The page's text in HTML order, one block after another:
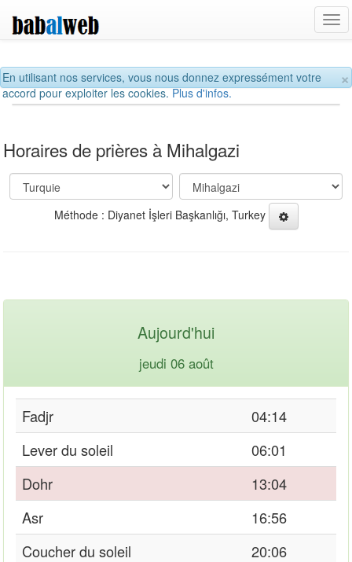
×
En utilisant nos services, vous nous donnez expressément votre
accord pour exploiter les cookies.Plus d'infos.
Horaires de prières à Mihalgazi
Méthode : Diyanet İşleri Başkanlığı, Turkey
Aujourd'hui
jeudi 06 août
Fadjr
04:14
Lever du soleil
06:01
Dohr
13:04
Asr
16:56
Coucher du soleil
20:06